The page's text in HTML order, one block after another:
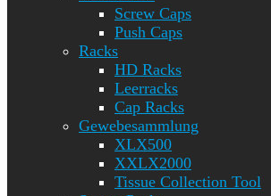
Screw Caps
Push Caps
Racks
HD Racks
Leerracks
Cap Racks
Gewebesammlung
XLX500
XXLX2000
Tissue Collection Tool